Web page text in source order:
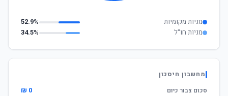
מניות מקומיות
52.9%
מניות חו"ל
34.5%
מחשבון חיסכון
סכום צבור כיום
0 ₪